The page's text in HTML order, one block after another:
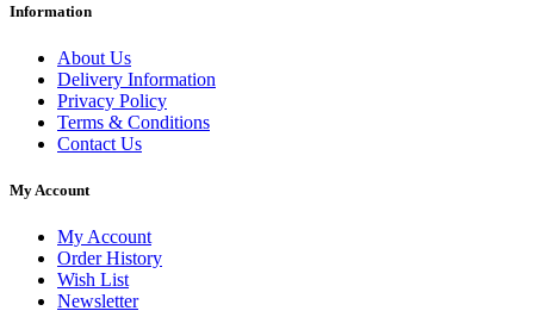
Information
About Us
Delivery Information
Privacy Policy
Terms & Conditions
Contact Us
My Account
My Account
Order History
Wish List
Newsletter